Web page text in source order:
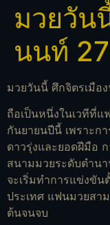
มวยวัน
นนท์
มวยวันนี้ ศึกจิตรเมือ
ถือเป็นหนึ่งในเวทีที่
กันยายนปีนี้ เพราะ
ดาวรุ่งและยอดฝีมือ
สนามมวยระดับตำนา
จะเริ่มทำการแข่งขัน
ประเทศ แฟนมวยส
ต้นจนจบ